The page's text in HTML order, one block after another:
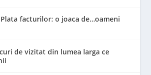
Plata facturilor: o joaca de…oameni
de vizitat din lumea larga ce